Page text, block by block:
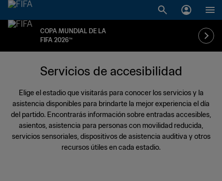
COPA MUNDIAL DE LA
FIFA 2026™
Servicios de accesibilidad
Elige el estadio que visitarás para conocer los servicios y la
asistencia disponibles para brindarte la mejor experiencia el día
del partido. Encontrarás información sobre entradas accesibles,
asientos, asistencia para personas con movilidad reducida,
servicios sensoriales, dispositivos de asistencia auditiva y otros
recursos útiles en cada estadio.